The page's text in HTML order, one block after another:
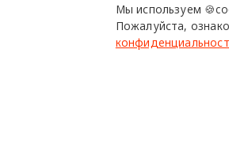
Мы используем
Пожалуйста,